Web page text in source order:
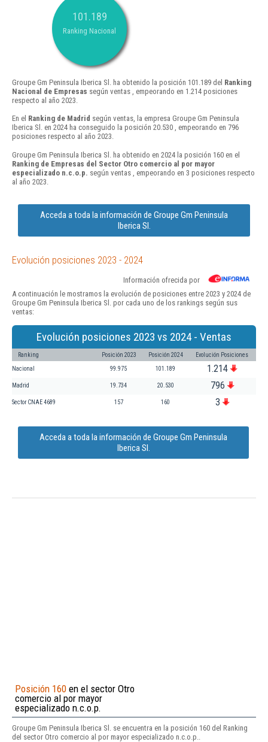
101.189
Ranking Nacional
Groupe Gm Peninsula Iberica Sl. ha obtenido la posición 101.189 del Ranking
Nacional de Empresas según ventas , empeorando en 1.214 posiciones
respecto al año 2023.
En el Ranking de Madrid según ventas, la empresa Groupe Gm Peninsula
Iberica Sl. en 2024 ha conseguido la posición 20.530 , empeorando en 796
posiciones respecto al año 2023.
Groupe Gm Peninsula Iberica Sl. ha obtenido en 2024 la posición 160 en el
Ranking de Empresas del Sector Otro comercio al por mayor
especializado n.c.o.p. según ventas , empeorando en 3 posiciones respecto
al año 2023.
Acceda a toda la información de Groupe Gm Peninsula
Iberica Sl.
Evolución posiciones 2023 - 2024
Información ofrecida por
A continuación le mostramos la evolución de posiciones entre 2023 y 2024 de
Groupe Gm Peninsula Iberica Sl. por cada uno de los rankings según sus
ventas:
Evolución posiciones 2023 vs 2024 - Ventas
Ranking Posición 2023 Posición 2024 Evolución Posiciones
Nacional 99.975 101.189 1.214
Madrid 19.734 20.530 796
Sector CNAE 4689 157 160 3
Acceda a toda la información de Groupe Gm Peninsula
Iberica Sl.
Posición 160 en el sector Otro
comercio al por mayor
especializado n.c.o.p.
Groupe Gm Peninsula Iberica Sl. se encuentra en la posición 160 del Ranking
del sector Otro comercio al por mayor especializado n.c.o.p..